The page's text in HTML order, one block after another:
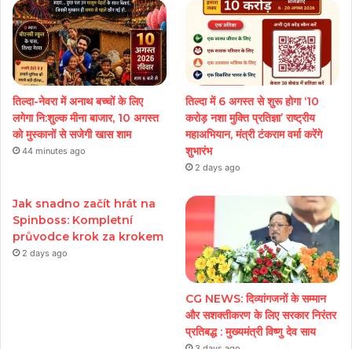
तिल्दा-नेवरा में अनाथ बच्चों के लिए
लगेगा नि:शुल्क मीना बाजार, 10 अगस्त
को मुस्कानों से सजेगी खास शाम
44 minutes ago
तिल्दा में 6 अगस्त से शुरू होगा ‘10
करोड़ नशा मुक्ति प्रतिज्ञा’ राष्ट्रीय
महाअभियान, मंत्री टंकराम वर्मा करेंगे
शुभारंभ
2 days ago
Jak snadno začít hrát na
Spinboss: Kompletní
průvodce krok za krokem
2 days ago
CG NEWS: दिव्यांगजनों के सम्मान
और सशक्तीकरण के लिए सरकार निरंतर
प्रतिबद्ध : मुख्यमंत्री विष्णु देव साय